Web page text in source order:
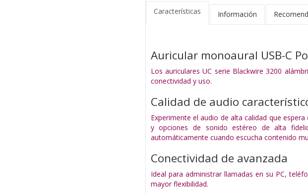
Características Información
Auricular monoaural USB-C
Los auriculares UC serie Blackwire 3200
conectividad y uso.
Calidad de audio
Experimente el audio de alta calidad que
y opciones de sonido estéreo de alta
automáticamente cuando escucha contenido
Conectividad de avanzada
Ideal para administrar llamadas en su PC,
mayor flexibilidad.